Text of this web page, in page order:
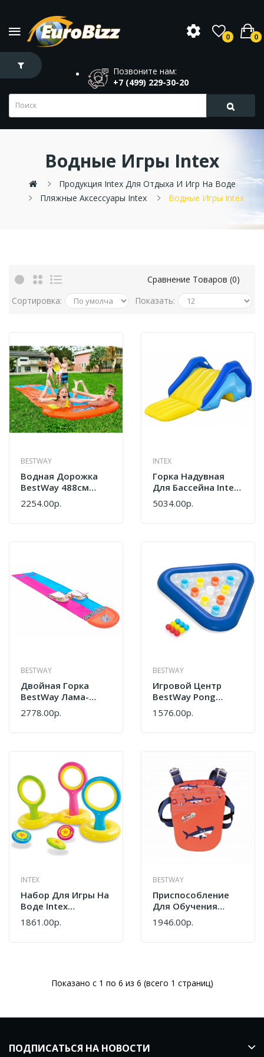
0 0
Позвоните нам:
+7 (499) 229-30-20
Водные Игры Intex
Продукция Intex Для Отдыха И Игр На Воде
Пляжные Аксессуары Intex
Водные Игры Intex
Сравнение Товаров (0)
Сортировка:
Показать:
BESTWAY
Водная Дорожка
BestWay 488см
52328
2254.00р.
INTEX
Горка Надувная
Для Бассейна Intex
52453
5034.00р.
BESTWAY
Двойная Горка
BestWay Лама-
Рама 52320
2778.00р.
BESTWAY
Игровой Центр
BestWay Pong
Champion 52560 BW
С Мячами
1576.00р.
INTEX
Набор Для Игры На
Воде Intex
Летающие Тарелки
57510
1861.00р.
BESTWAY
Приспособление
Для Обучения
Плаванию BestWay
32173 3-6 Лет
1946.00р.
Показано с 1 по 6 из 6 (всего 1 страниц)
ПОДПИСАТЬСЯ НА НОВОСТИ